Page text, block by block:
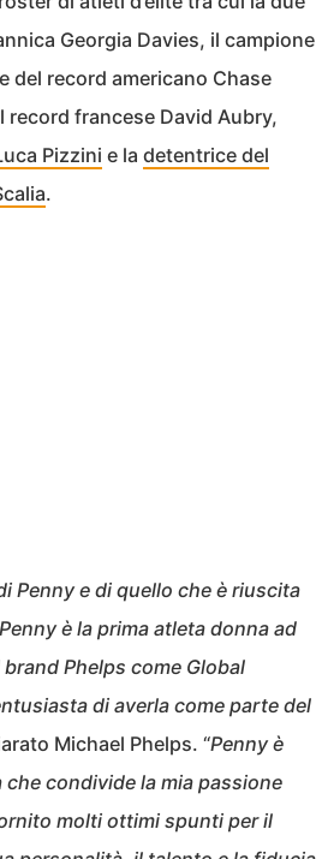
Georgia Davies, il campione
del record americano Chase
record francese David Aubry,
Pizzini e la detentrice del
.
Penny e di quello che è riuscita
è la prima atleta donna ad
Phelps come Global
di averla come parte del
Michael Phelps. “Penny è
che condivide la mia passione
molti ottimi spunti per il